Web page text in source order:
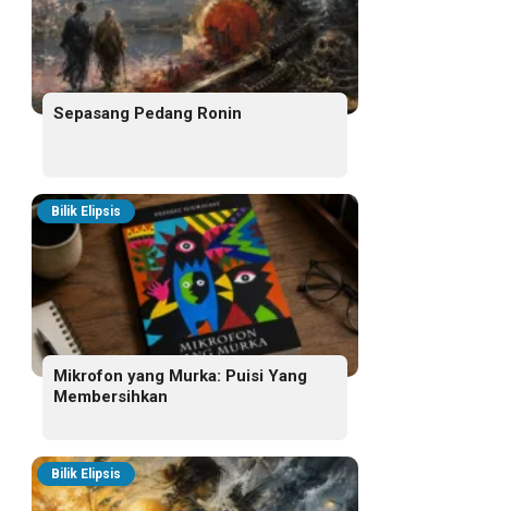
Sepasang Pedang Ronin
Bilik Elipsis
Mikrofon yang Murka: Puisi Yang
Membersihkan
Bilik Elipsis